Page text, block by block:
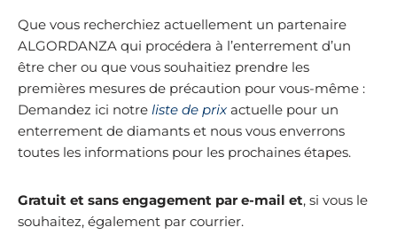
Que vous recherchiez actuellement un partenaire
ALGORDANZA qui procédera à l’enterrement d’un
être cher ou que vous souhaitiez prendre les
premières mesures de précaution pour vous-même :
Demandez ici notre liste de prix actuelle pour un
enterrement de diamants et nous vous enverrons
toutes les informations pour les prochaines étapes.
Gratuit et sans engagement par e-mail et, si vous le
souhaitez, également par courrier.